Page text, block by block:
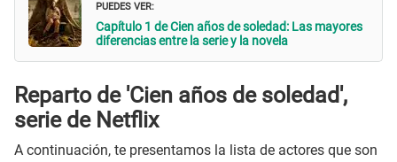
PUEDES VER:
Capítulo 1 de Cien años de soledad: Las mayores
diferencias entre la serie y la novela
Reparto de 'Cien años de soledad',
serie de Netflix
A continuación, te presentamos la lista de actores que son